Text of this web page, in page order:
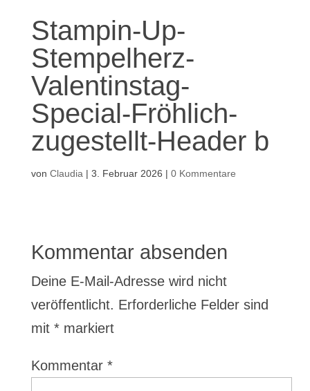
Stampin-Up-
Stempelherz-
Valentinstag-
Special-Fröhlich-
zugestellt-Header b
von Claudia | 3. Februar 2026 | 0 Kommentare
Kommentar absenden
Deine E-Mail-Adresse wird nicht
veröffentlicht. Erforderliche Felder sind
mit *markiert
Kommentar *